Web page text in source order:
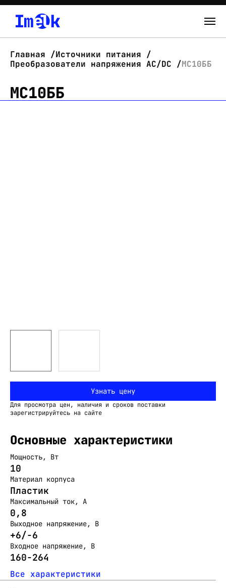
О нас
Новости
Главная
Источники питания
Преобразователи напряжения AC/DC
МС10ББ
МС10ББ
Узнать цену
Для просмотра цен, наличия и сроков поставки
зарегистрируйтесь на сайте
Основные характеристики
Мощность, Вт
10
Материал корпуса
Пластик
Максимальный ток, А
0,8
Выходное напряжение, В
+6/-6
Входное напряжение, В
160-264
Все характеристики